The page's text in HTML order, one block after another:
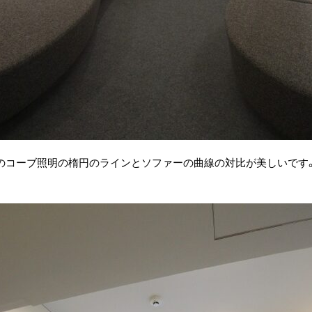
コーブ照明の楕円のラインとソファーの曲線の対比が美しいです